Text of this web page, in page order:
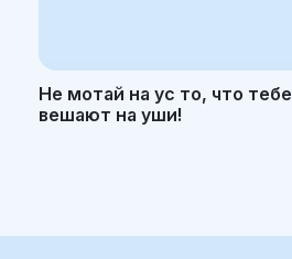
Не мотай на ус то, что тебе
вешают на уши!